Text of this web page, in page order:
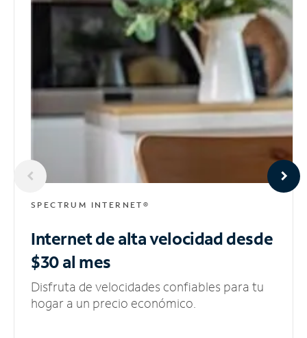
SPECTRUM INTERNET®
Internet de alta velocidaddesde
$30 al mes
Disfruta de velocidades confiables para tu
hogar a un precio económico.